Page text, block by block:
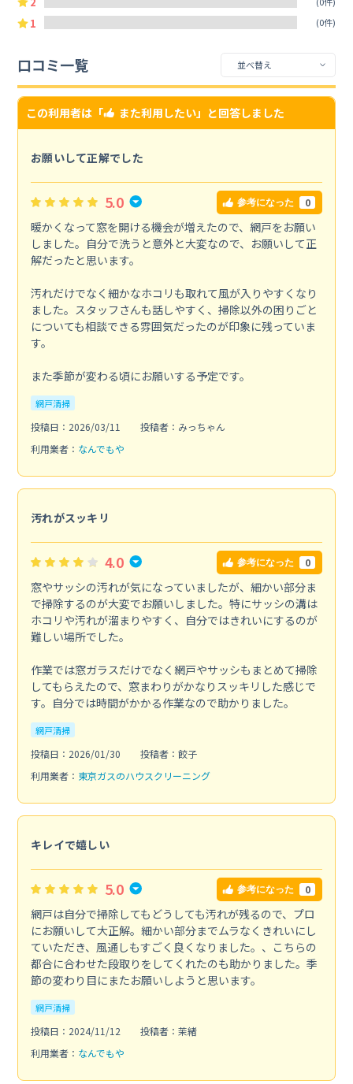
1 (0件)
口コミ一覧
この利用者は「 また利用したい」と回答しました
お願いして正解でした
5.0 参考になった 0
暖かくなって窓を開ける機会が増えたので、網戸をお願い
しました。自分で洗うと意外と大変なので、お願いして正
解だったと思います。
汚れだけでなく細かなホコリも取れて風が入りやすくなり
ました。スタッフさんも話しやすく、掃除以外の困りごと
についても相談できる雰囲気だったのが印象に残っていま
す。
また季節が変わる頃にお願いする予定です。
網戸清掃
投稿日：2026/03/11
投稿者：みっちゃん
利用業者： なんでもや
汚れがスッキリ
4.0 参考になった 0
窓やサッシの汚れが気になっていましたが、細かい部分ま
で掃除するのが大変でお願いしました。特にサッシの溝は
ホコリや汚れが溜まりやすく、自分ではきれいにするのが
難しい場所でした。
作業では窓ガラスだけでなく網戸やサッシもまとめて掃除
してもらえたので、窓まわりがかなりスッキリした感じで
す。自分では時間がかかる作業なので助かりました。
網戸清掃
投稿日：2026/01/30
投稿者：餃子
利用業者： 東京ガスのハウスクリーニング
キレイで嬉しい
5.0 参考になった 0
網戸は自分で掃除してもどうしても汚れが残るので、プロ
にお願いして大正解。細かい部分までムラなくきれいにし
ていただき、風通しもすごく良くなりました。、こちらの
都合に合わせた段取りをしてくれたのも助かりました。季
節の変わり目にまたお願いしようと思います。
網戸清掃
投稿日：2024/11/12
投稿者：茉緒
利用業者： なんでもや